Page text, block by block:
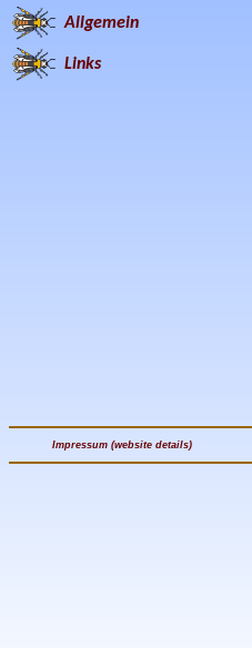
Allgemein
Links
Impressum (website details)